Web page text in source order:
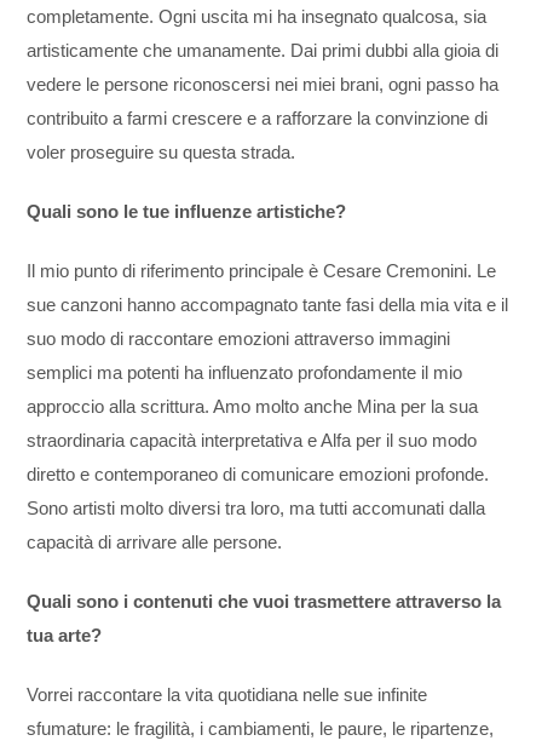
completamente. Ogni uscita mi ha insegnato qualcosa, sia
artisticamente che umanamente. Dai primi dubbi alla gioia di
vedere le persone riconoscersi nei miei brani, ogni passo ha
contribuito a farmi crescere e a rafforzare la convinzione di
voler proseguire su questa strada.
Quali sono le tue influenze artistiche?
Il mio punto di riferimento principale è Cesare Cremonini. Le
sue canzoni hanno accompagnato tante fasi della mia vita e il
suo modo di raccontare emozioni attraverso immagini
semplici ma potenti ha influenzato profondamente il mio
approccio alla scrittura. Amo molto anche Mina per la sua
straordinaria capacità interpretativa e Alfa per il suo modo
diretto e contemporaneo di comunicare emozioni profonde.
Sono artisti molto diversi tra loro, ma tutti accomunati dalla
capacità di arrivare alle persone.
Quali sono i contenuti che vuoi trasmettere attraverso la
tua arte?
Vorrei raccontare la vita quotidiana nelle sue infinite
sfumature: le fragilità, i cambiamenti, le paure, le ripartenze,